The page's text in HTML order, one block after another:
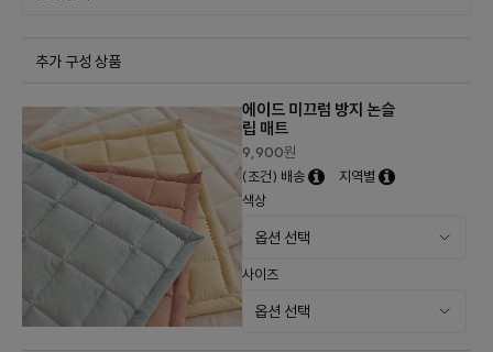
추가 구성 상품
에이드 미끄럼 방지 논슬
립 매트
9,900원
(조건) 배송
지역별
색상
사이즈